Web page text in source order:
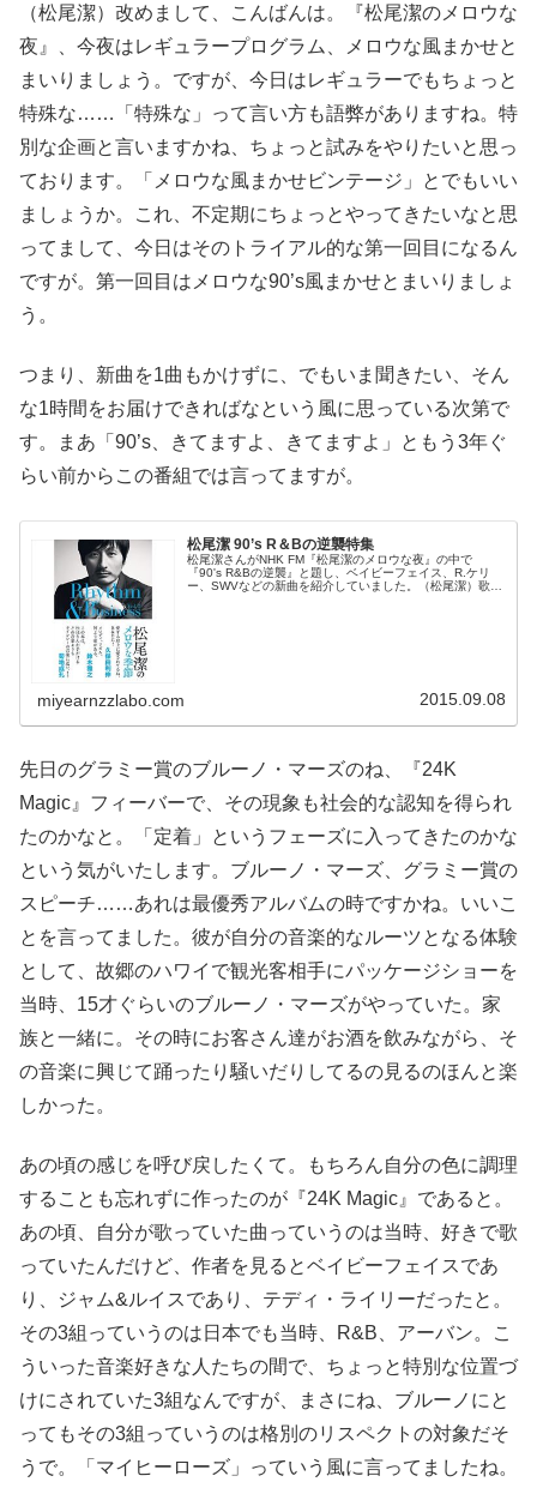
（松尾潔）改めまして、こんばんは。『松尾潔のメロウな
夜』、今夜はレギュラープログラム、メロウな風まかせと
まいりましょう。ですが、今日はレギュラーでもちょっと
特殊な……「特殊な」って言い方も語弊がありますね。特
別な企画と言いますかね、ちょっと試みをやりたいと思っ
ております。「メロウな風まかせビンテージ」とでもいい
ましょうか。これ、不定期にちょっとやってきたいなと思
ってまして、今日はそのトライアル的な第一回目になるん
ですが。第一回目はメロウな90’s風まかせとまいりましょ
う。
つまり、新曲を1曲もかけずに、でもいま聞きたい、そん
な1時間をお届けできればなという風に思っている次第で
す。まあ「90’s、きてますよ、きてますよ」ともう3年ぐ
らい前からこの番組では言ってますが。
松尾潔 90’s R＆Bの逆襲特集
松尾潔さんがNHK FM『松尾潔のメロウな夜』の中で
『90's R&Bの逆襲』と題し、ベイビーフェイス、R.ケリ
ー、SWVなどの新曲を紹介していました。（松尾潔）歌手
miyearnzzlabo.com 2015.09.08
先日のグラミー賞のブルーノ・マーズのね、『24K
Magic』フィーバーで、その現象も社会的な認知を得られ
たのかなと。「定着」というフェーズに入ってきたのかな
という気がいたします。ブルーノ・マーズ、グラミー賞の
スピーチ……あれは最優秀アルバムの時ですかね。いいこ
とを言ってました。彼が自分の音楽的なルーツとなる体験
として、故郷のハワイで観光客相手にパッケージショーを
当時、15才ぐらいのブルーノ・マーズがやっていた。家
族と一緒に。その時にお客さん達がお酒を飲みながら、そ
の音楽に興じて踊ったり騒いだりしてるの見るのほんと楽
しかった。
あの頃の感じを呼び戻したくて。もちろん自分の色に調理
することも忘れずに作ったのが『24K Magic』であると。
あの頃、自分が歌っていた曲っていうのは当時、好きで歌
っていたんだけど、作者を見るとベイビーフェイスであ
り、ジャム&ルイスであり、テディ・ライリーだったと。
その3組っていうのは日本でも当時、R&B、アーバン。こ
ういった音楽好きな人たちの間で、ちょっと特別な位置づ
けにされていた3組なんですが、まさにね、ブルーノにと
ってもその3組っていうのは格別のリスペクトの対象だそ
うで。「マイヒーローズ」っていう風に言ってましたね。